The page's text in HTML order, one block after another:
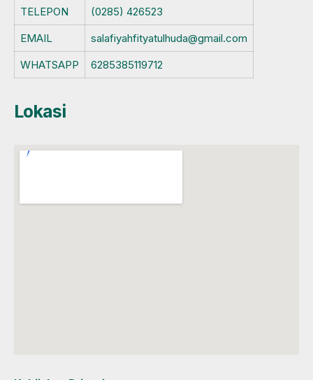
TELEPON
(0285) 426523
EMAIL
salafiyahfityatulhuda@gmail.com
WHATSAPP
6285385119712
Lokasi